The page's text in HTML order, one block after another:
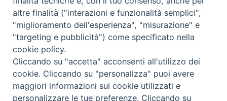
Copyright © 2019 - Tutti i diritti riservati - Vita
Trentina Editrice
Privacy Policy
altre finalità ("interazioni e funzionalità semplici",
"miglioramento dell'esperienza", "misurazione" e
"targeting e pubblicità") come specificato nella
cookie policy.
Cliccando su "accetta" acconsenti all'utilizzo dei
cookie. Cliccando su "personalizza" puoi avere
maggiori informazioni sui cookie utilizzati e
personalizzare le tue preferenze. Cliccando su